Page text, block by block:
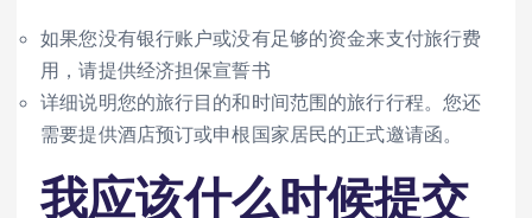
如果您没有银行账户或没有足够的资金来支付旅行费
用，请提供经济担保宣誓书
详细说明您的旅行目的和时间范围的旅行行程。您还
需要提供酒店预订或申根国家居民的正式邀请函。
我应该什么时候提交